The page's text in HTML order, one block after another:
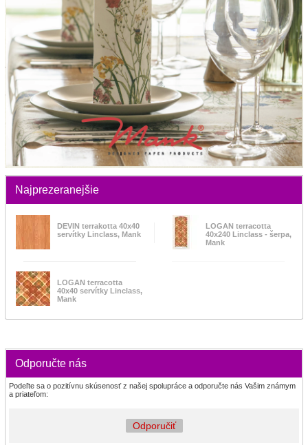
Najprezeranejšie
DEVIN terrakotta 40x40
servítky Linclass, Mank
LOGAN terracotta
40x240 Linclass - šerpa,
Mank
LOGAN terracotta
40x40 servítky Linclass,
Mank
Odporučte nás
Podeľte sa o pozitívnu skúsenosť z našej spolupráce a odporučte nás Vašim známym
a priateľom:
Odporučiť